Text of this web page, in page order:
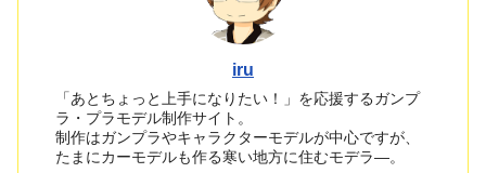
iru
「あとちょっと上手になりたい！」を応援するガンプ
ラ・プラモデル制作サイト。
制作はガンプラやキャラクターモデルが中心ですが、
たまにカーモデルも作る寒い地方に住むモデラ―。